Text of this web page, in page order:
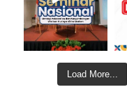
Load More...